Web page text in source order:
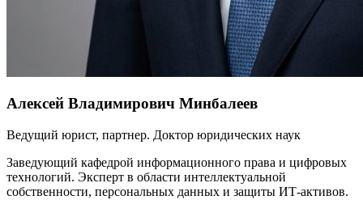
Алексей Владимирович Минбалеев
Ведущий юрист, партнер. Доктор юридических наук
Заведующий кафедрой информационного права и цифровых
технологий. Эксперт в области интеллектуальной
собственности, персональных данных и защиты ИТ-активов.